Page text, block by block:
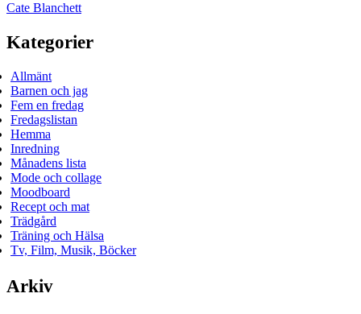
Cate Blanchett
Kategorier
Allmänt
Barnen och jag
Fem en fredag
Fredagslistan
Hemma
Inredning
Månadens lista
Mode och collage
Moodboard
Recept och mat
Trädgård
Träning och Hälsa
Tv, Film, Musik, Böcker
Arkiv